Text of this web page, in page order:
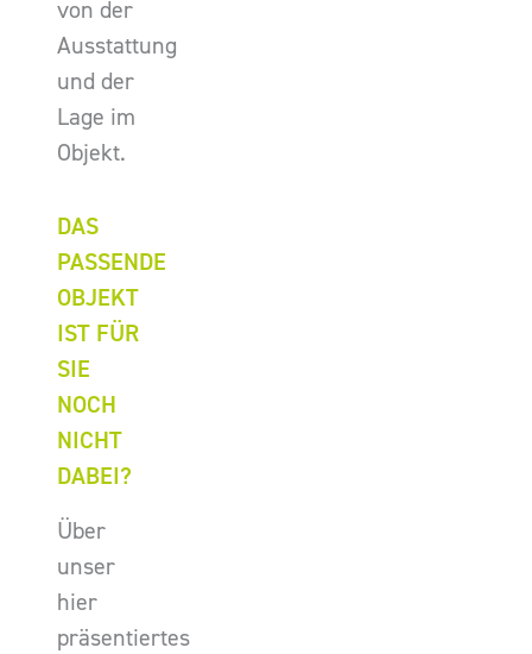
von der
Ausstattung
und der
Lage im
Objekt.
DAS
PASSENDE
OBJEKT
IST FÜR
SIE
NOCH
NICHT
DABEI?
Über
unser
hier
präsentiertes